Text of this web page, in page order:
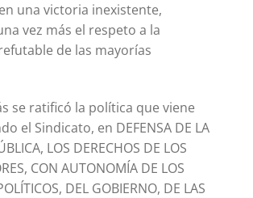
una victoria inexistente,
vez más el respeto a la
de las mayorías
se ratificó la política que viene
el Sindicato, en DEFENSA DE LA
LOS DERECHOS DE LOS
CON AUTONOMÍA DE LOS
DEL GOBIERNO, DE LAS